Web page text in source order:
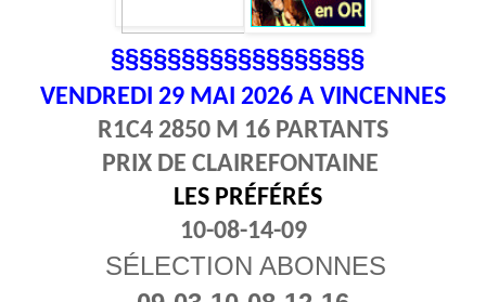
§§§§§§§§§§§§§§§§§§
VENDREDI 29 MAI 2026 A VINCENNES
R1C4 2850 M 16 PARTANTS
PRIX DE CLAIREFONTAINE
LES PRÉFÉRÉS
10-08-14-09
SÉLECTION ABONNES